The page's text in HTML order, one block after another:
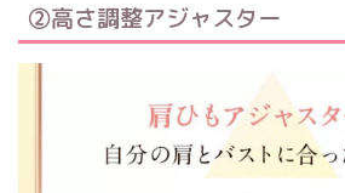
②高さ調整アジャスター